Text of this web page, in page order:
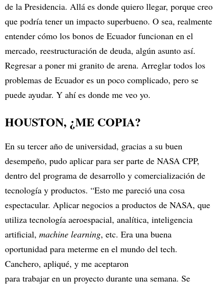
de la Presidencia. Allá es donde quiero llegar, porque creo
que podría tener un impacto superbueno. O sea, realmente
entender cómo los bonos de Ecuador funcionan en el
mercado, reestructuración de deuda, algún asunto así.
Regresar a poner mi granito de arena. Arreglar todos los
problemas de Ecuador es un poco complicado, pero se
puede ayudar. Y ahí es donde me veo yo.
HOUSTON, ¿ME COPIA?
En su tercer año de universidad, gracias a su buen
desempeño, pudo aplicar para ser parte de NASA CPP,
dentro del programa de desarrollo y comercialización de
tecnología y productos. “Esto me pareció una cosa
espectacular. Aplicar negocios a productos de NASA, que
utiliza tecnología aeroespacial, analítica, inteligencia
artificial, machine learning, etc. Era una buena
oportunidad para meterme en el mundo del tech.
Canchero, apliqué, y me aceptaron
para trabajar en un proyecto durante una semana. Se